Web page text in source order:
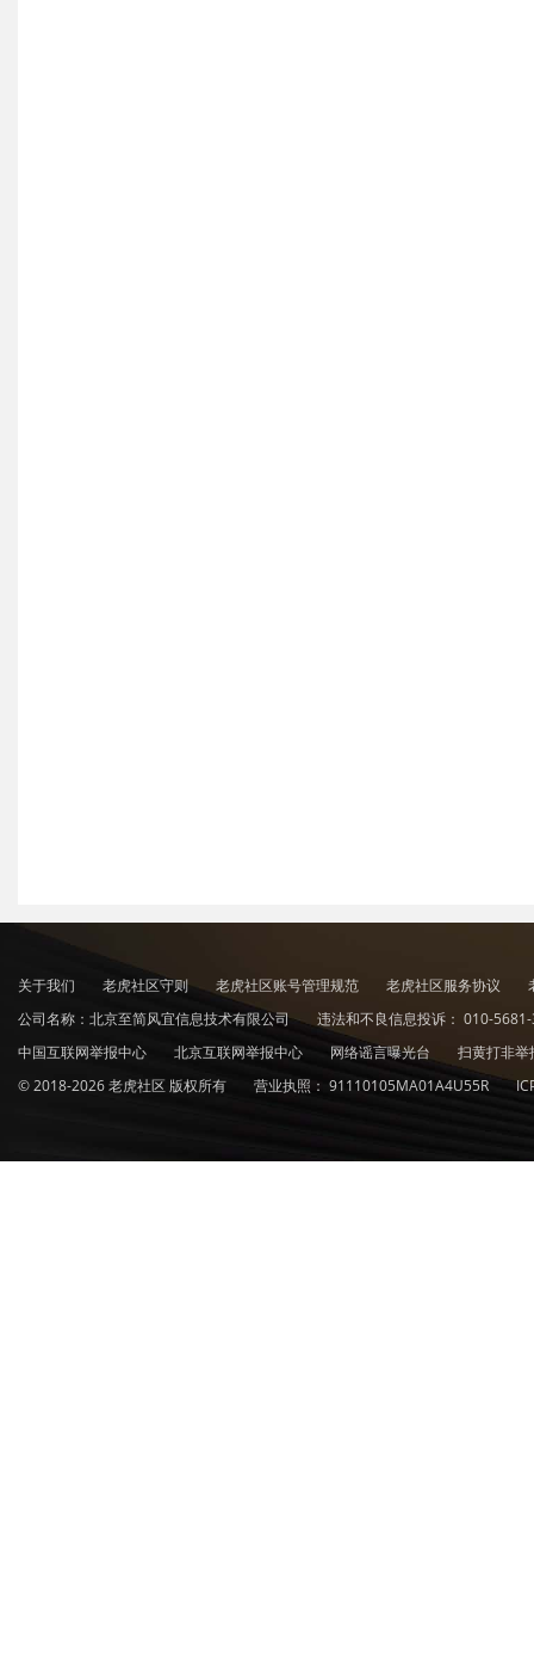
关于我们 老虎社区守则 老虎社区账号管理规范 老虎社区服务协议
公司名称：北京至简风宜信息技术有限公司
违法和不良信息投诉： 010-
中国互联网举报中心
北京互联网举报中心 网络谣言曝光台
扫黄打非
© 2018-2026 老虎社区 版权所有
营业执照： 91110105MA01A4U55R